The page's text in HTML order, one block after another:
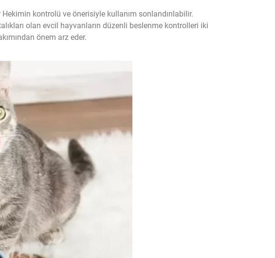
kontrolü ve önerisiyle kullanım sonlandırılabilir.
olan evcil hayvanların düzenli beslenme kontrolleri iki
önem arz eder.